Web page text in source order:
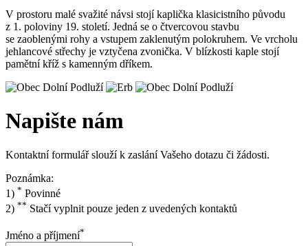
V prostoru malé svažité návsi stojí kaplička klasicistního původu
z 1. poloviny 19. století. Jedná se o čtvercovou stavbu
se zaoblenými rohy a vstupem zaklenutým polokruhem. Ve vrcholu
jehlancové střechy je vztyčena zvonička. V blízkosti kaple stojí
pamětní kříž s kamenným dříkem.
Napište nám
Kontaktní formulář slouží k zaslání Vašeho dotazu či žádosti.
Poznámka:
1) * Povinné
2) ** Stačí vyplnit pouze jeden z uvedených kontaktů
Jméno a příjmení*